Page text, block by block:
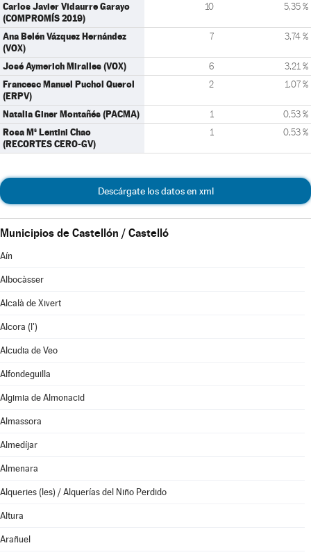
Carlos Javier Vidaurre Garayo
(COMPROMÍS 2019)
10 5,35 %
Ana Belén Vázquez Hernández
(VOX)
7 3,74 %
José Aymerich Miralles (VOX) 6 3,21 %
Francesc Manuel Puchol Querol
(ERPV)
2 1,07 %
Natalia Giner Montañés (PACMA) 1 0,53 %
Rosa Mª Lentini Chao
(RECORTES CERO-GV)
1 0,53 %
Descárgate los datos en xml
Municipios de Castellón / Castelló
Aín
Albocàsser
Alcalà de Xivert
Alcora (l')
Alcudia de Veo
Alfondeguilla
Algimia de Almonacid
Almassora
Almedíjar
Almenara
Alqueries (les) / Alquerías del Niño Perdido
Altura
Arañuel